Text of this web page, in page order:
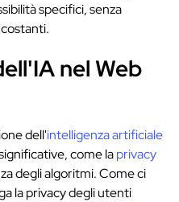
specifici, senza
nel Web
dell'intelligenza artificiale
come laprivacy
degli algoritmi. Come ci
la privacy degli utenti